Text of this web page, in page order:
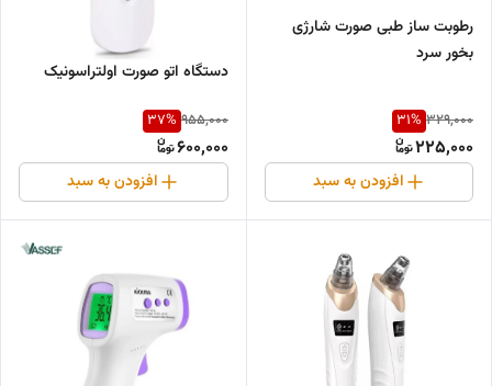
رطوبت ساز طبی صورت شارژی
بخور سرد
329,000
31%
225,000
افزودن به سبد
دستگاه اتو صورت اولتراسونیک
955,000
37%
600,000
افزودن به سبد